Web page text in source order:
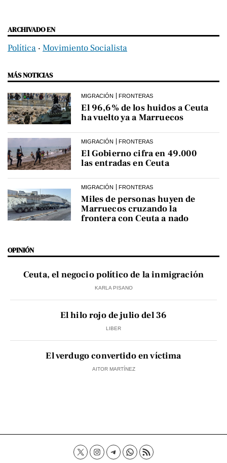
ARCHIVADO EN
Política ‧ Movimiento Socialista
MÁS NOTICIAS
MIGRACIÓN FRONTERAS
El 96,6% de los huidos a Ceuta
ha vuelto ya a Marruecos
MIGRACIÓN FRONTERAS
El Gobierno cifra en 49.000
las entradas en Ceuta
MIGRACIÓN FRONTERAS
Miles de personas huyen de
Marruecos cruzando la
frontera con Ceuta a nado
OPINIÓN
Ceuta, el negocio político de la inmigración
KARLA PISANO
El hilo rojo de julio del 36
LIBER
El verdugo convertido en víctima
AITOR MARTÍNEZ